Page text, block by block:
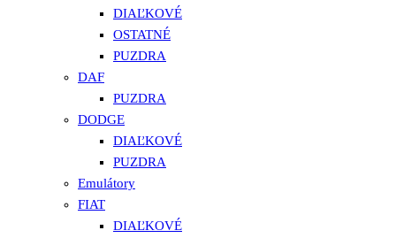
DIAĽKOVÉ
OSTATNÉ
PUZDRA
DAF
PUZDRA
DODGE
DIAĽKOVÉ
PUZDRA
Emulátory
FIAT
DIAĽKOVÉ